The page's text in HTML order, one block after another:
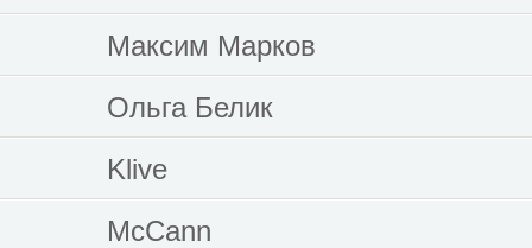
Максим Марков
Ольга Белик
Klive
McCann